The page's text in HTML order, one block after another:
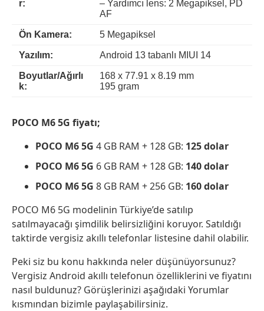
r:
– Yardımcı lens: 2 Megapiksel, PD
AF
Ön Kamera: 5 Megapiksel
Yazılım: Android 13 tabanlı MIUI 14
Boyutlar/Ağırlı
k:
168 x 77.91 x 8.19 mm
195 gram
POCO M6 5G fiyatı;
POCO M6 5G 4 GB RAM + 128 GB: 125 dolar
POCO M6 5G 6 GB RAM + 128 GB: 140 dolar
POCO M6 5G 8 GB RAM + 256 GB: 160 dolar
POCO M6 5G modelinin Türkiye’de satılıp
satılmayacağı şimdilik belirsizliğini koruyor. Satıldığı
taktirde vergisiz akıllı telefonlar listesine dahil olabilir.
Peki siz bu konu hakkında neler düşünüyorsunuz?
Vergisiz Android akıllı telefonun özelliklerini ve fiyatını
nasıl buldunuz? Görüşlerinizi aşağıdaki Yorumlar
kısmından bizimle paylaşabilirsiniz.